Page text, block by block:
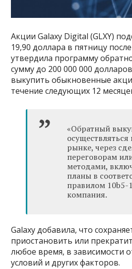
Акции Galaxy Digital (GLXY)
19,90 доллара в пятницу
утвердила программу
сумму до 200 000 000
выкупить обыкновенные
течение следующих 12
«Обратный
рынке, через
переговорам
методами,
планы в
правилом 10b5-
компания.
Galaxy добавила, что
приостановить или
любое время, в зависимости
условий и других факторов.